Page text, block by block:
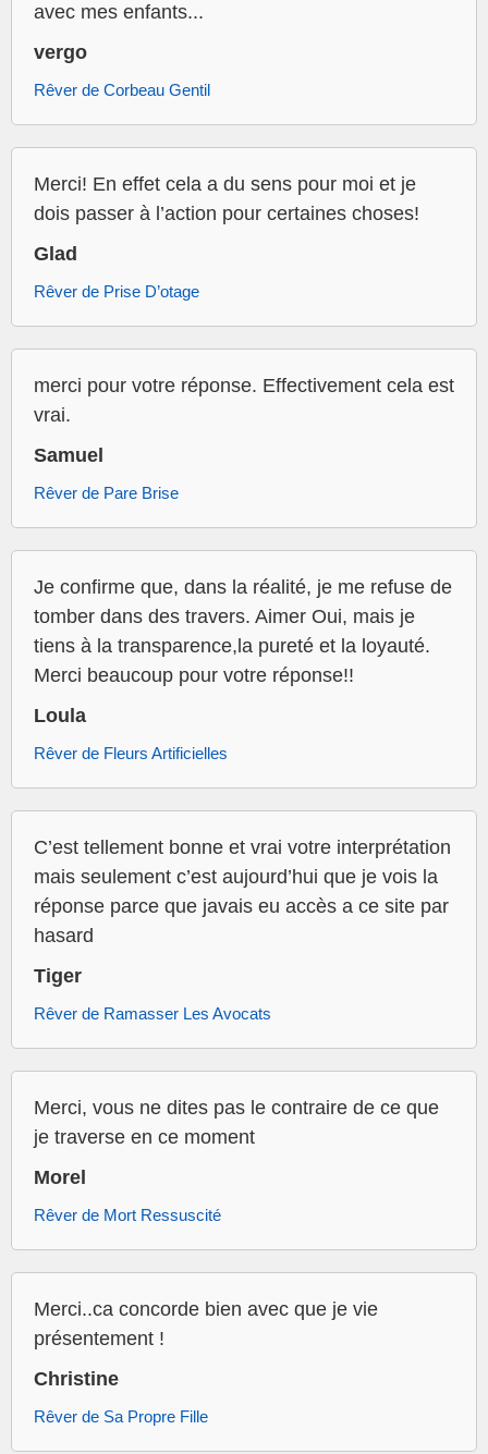
avec mes enfants...
vergo
Rêver de Corbeau Gentil
Merci! En effet cela a du sens pour moi et je
dois passer à l’action pour certaines choses!
Glad
Rêver de Prise D’otage
merci pour votre réponse. Effectivement cela est
vrai.
Samuel
Rêver de Pare Brise
Je confirme que, dans la réalité, je me refuse de
tomber dans des travers. Aimer Oui, mais je
tiens à la transparence,la pureté et la loyauté.
Merci beaucoup pour votre réponse!!
Loula
Rêver de Fleurs Artificielles
C’est tellement bonne et vrai votre interprétation
mais seulement c’est aujourd’hui que je vois la
réponse parce que javais eu accès a ce site par
hasard
Tiger
Rêver de Ramasser Les Avocats
Merci, vous ne dites pas le contraire de ce que
je traverse en ce moment
Morel
Rêver de Mort Ressuscité
Merci..ca concorde bien avec que je vie
présentement !
Christine
Rêver de Sa Propre Fille